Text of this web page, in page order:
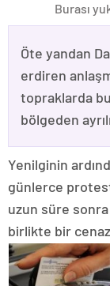
Burası
Öte yandan
erdiren
topraklarda
bölgeden
Yenilginin
günlerce
uzun süre
birlikte bir